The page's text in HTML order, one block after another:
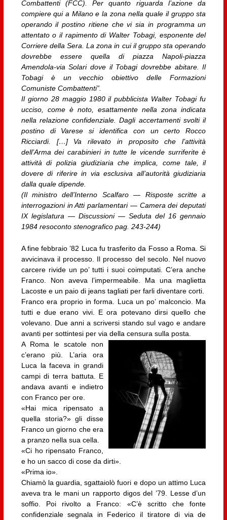
Combattenti (FCC). Per quanto riguarda l’azione da
compiere qui a Milano e la zona nella quale il gruppo sta
operando il postino ritiene che vi sia in programma un
attentato o il rapimento di Walter Tobagi, esponente del
Corriere della Sera. La zona in cui il gruppo sta operando
dovrebbe essere quella di piazza Napoli-piazza
Amendola-via Solari dove il Tobagi dovrebbe abitare. Il
Tobagi è un vecchio obiettivo delle Formazioni
Comuniste Combattenti”.
Il giorno 28 maggio 1980 il pubblicista Walter Tobagi fu
ucciso, come è noto, esattamente nella zona indicata
nella relazione confidenziale. Dagli accertamenti svolti il
postino di Varese si identifica con un certo Rocco
Ricciardi. […] Va rilevato in proposito che l’attività
dell’Arma dei carabinieri in tutte le vicende surriferite è
attività di polizia giudiziaria che implica, come tale, il
dovere di riferire in via esclusiva all’autorità giudiziaria
dalla quale dipende.
(Il ministro dell’Interno Scalfaro — Risposte scritte a
interrogazioni in Atti parlamentari — Camera dei deputati
IX legislatura — Discussioni — Seduta del 16 gennaio
1984 resoconto stenografico pag. 243-244)
A fine febbraio ’82 Luca fu trasferito da Fosso a Roma. Si
avvicinava il processo. Il processo del secolo. Nel nuovo
carcere rivide un po’ tutti i suoi coimputati. C’era anche
Franco. Non aveva l’impermeabile. Ma una maglietta
Lacoste e un paio di jeans tagliati per farli diventare corti.
Franco era proprio in forma. Luca un po’ malconcio. Ma
tutti e due erano vivi. E ora potevano dirsi quello che
volevano. Due anni a scriversi stando sul vago e andare
avanti per sottintesi per via della censura sulla posta.
A Roma le scatole non
c’erano più. L’aria ora
Luca la faceva in grandi
campi di terra battuta. E
andava avanti e indietro
con Franco per ore.
«Hai mica ripensato a
quella storia?» gli disse
Franco un giorno che era
a pranzo nella sua cella.
«Ci ho ripensato Franco,
e ho un sacco di cose da dirti».
«Prima io».
Chiamò la guardia, sgattaiolò fuori e dopo un attimo Luca
aveva tra le mani un rapporto digos del ’79. Lesse d’un
soffio. Poi rivolto a Franco: «C’è scritto che fonte
confidenziale segnala in Federico il tiratore di via de